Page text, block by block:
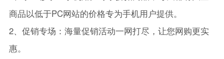
商品以低于PC网站的价格专为手机用户提供。
2、促销专场：海量促销活动一网打尽，让您网购更实
惠。